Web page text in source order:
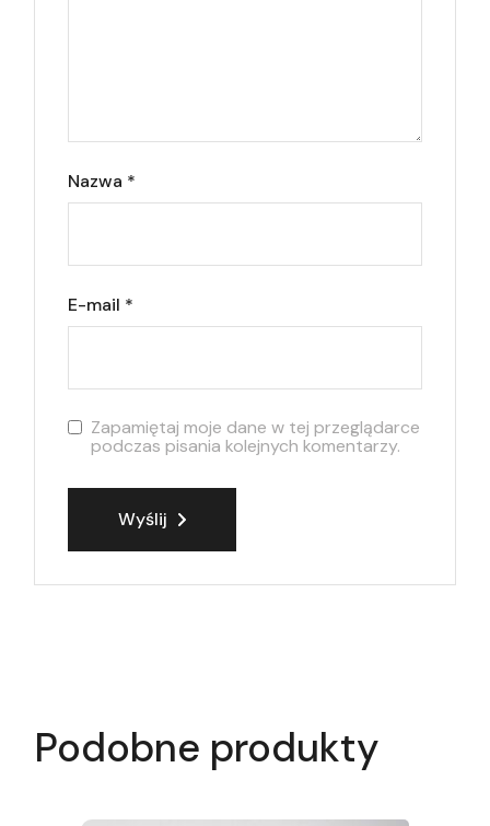
Nazwa *
E-mail *
Zapamiętaj moje dane w tej przeglądarce
podczas pisania kolejnych komentarzy.
Wyślij
Podobne produkty